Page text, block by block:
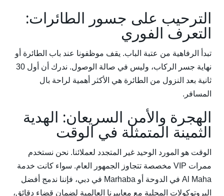
الترحيب على جسور الطائرات:
التعرف الفوري
تبدأ الرفاهية من عتبة الباب. يقف موظفونا عند باب الطائرة أو
نهاية جسر الركاب، وليس في صالة الوصول. ندرك أن أول 30
ثانية بعد النزول من الطائرة هي الأكثر أهمية لراحة بال
المسافر.
الهجرة والأمن السريعان: الهدية
الثمينة المتمثلة في الوقت
الوقت هو المورد الوحيد غير المتجدد لعملائنا. نحن نستخدم
ممرات VIP مخصصة تتجاوز الجمهور العام. سواء كانت خدمة
Al Maha في الدوحة أو Marhaba في دبي، فإننا ندمج أفضل
البروتوكولات المحلية مع معاييرنا العالمية لضمان قضاء دقائق،